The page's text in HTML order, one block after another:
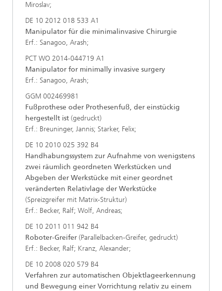
Miroslav;
DE 10 2012 018 533 A1
Manipulator für die minimalinvasive Chirurgie
Erf.: Sanagoo, Arash;
PCT WO 2014-044719 A1
Manipulator for minimally invasive surgery
Erf.: Sanagoo, Arash;
GGM 002469981
Fußprothese oder Prothesenfuß, der einstückig
hergestellt ist (gedruckt)
Erf.: Breuninger, Jannis; Starker, Felix;
DE 10 2010 025 392 B4
Handhabungssystem zur Aufnahme von wenigstens
zwei räumlich geordneten Werkstücken und
Abgeben der Werkstücke mit einer geordnet
veränderten Relativlage der Werkstücke
(Spreizgreifer mit Matrix-Struktur)
Erf.: Becker, Ralf; Wolf, Andreas;
DE 10 2011 011 942 B4
Roboter-Greifer (Parallelbacken-Greifer, gedruckt)
Erf.: Becker, Ralf; Kranz, Alexander;
DE 10 2008 020 579 B4
Verfahren zur automatischen Objektlageerkennung
und Bewegung einer Vorrichtung relativ zu einem